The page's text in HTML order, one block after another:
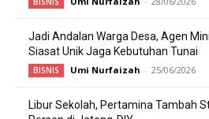
Jadi Andalan Warga Desa, Agen
Siasat Unik Jaga Kebutuhan Tunai
BISNIS Umi Nurfaizah - 25/06/2026
Libur Sekolah, Pertamina Tambah